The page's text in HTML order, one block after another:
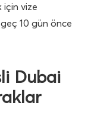
için vize
10 gün önce
Dubai